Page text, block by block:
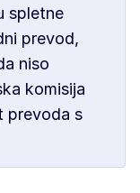
spletne
prevod,
niso
komisija
prevoda s